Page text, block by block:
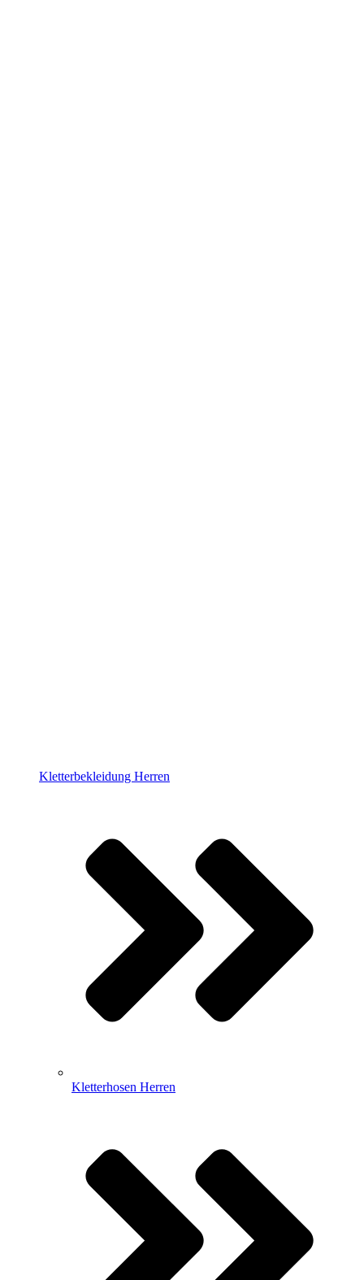
Kletterbekleidung Herren
Kletterhosen Herren